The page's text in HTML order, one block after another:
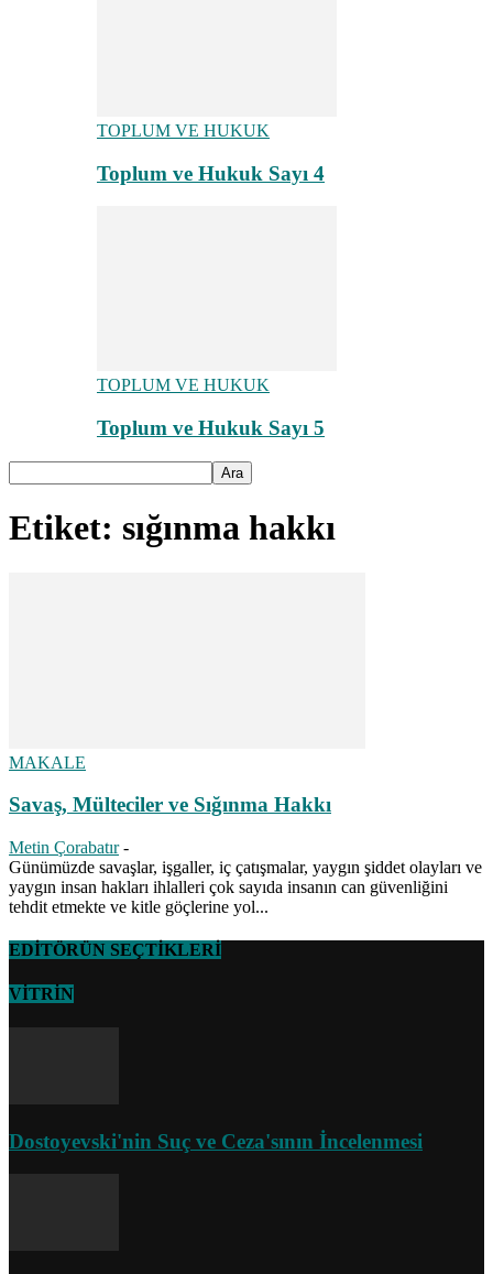
TOPLUM VE HUKUK
Toplum ve Hukuk Sayı 4
TOPLUM VE HUKUK
Toplum ve Hukuk Sayı 5
Etiket: sığınma hakkı
MAKALE
Savaş, Mülteciler ve Sığınma Hakkı
Metin Çorabatır -
Günümüzde savaşlar, işgaller, iç çatışmalar, yaygın şiddet olayları ve
yaygın insan hakları ihlalleri çok sayıda insanın can güvenliğini
tehdit etmekte ve kitle göçlerine yol...
EDİTÖRÜN SEÇTİKLERİ
VİTRİN
Dostoyevski'nin Suç ve Ceza'sının İncelenmesi